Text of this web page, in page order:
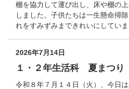
棚を協力して運び出し、床や棚の
しました。子供たちは一生懸命掃
れをすみずみまできれいにしていま
2026年7月14日
１・２年生活科 夏まつり
令和８年７月１４日（火）、今日